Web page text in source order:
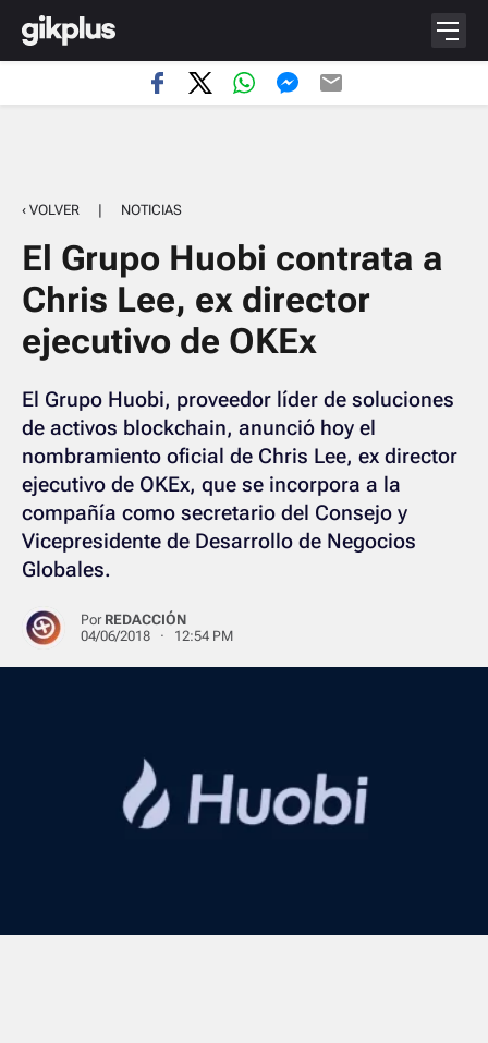
‹ VOLVER | NOTICIAS
El Grupo Huobi contrata a
Chris Lee, ex director
ejecutivo de OKEx
El Grupo Huobi, proveedor líder de soluciones
de activos blockchain, anunció hoy el
nombramiento oficial de Chris Lee, ex director
ejecutivo de OKEx, que se incorpora a la
compañía como secretario del Consejo y
Vicepresidente de Desarrollo de Negocios
Globales.
Por REDACCIÓN
04/06/2018 · 12:54 PM